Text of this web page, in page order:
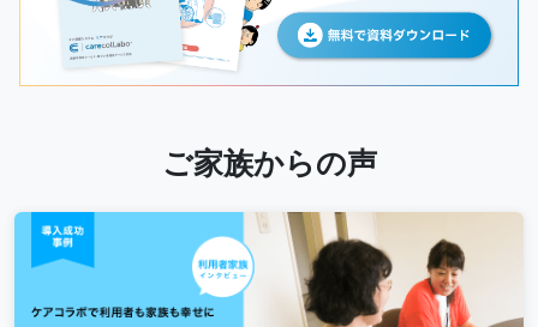
ご家族からの声